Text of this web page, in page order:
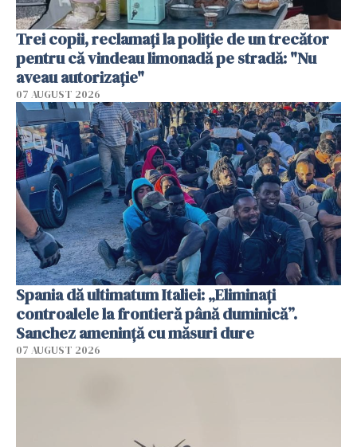
Trei copii, reclamați la poliție de un trecător
pentru că vindeau limonadă pe stradă: "Nu
aveau autorizație"
07 AUGUST 2026
Spania dă ultimatum Italiei: „Eliminați
controalele la frontieră până duminică”.
Sanchez amenință cu măsuri dure
07 AUGUST 2026